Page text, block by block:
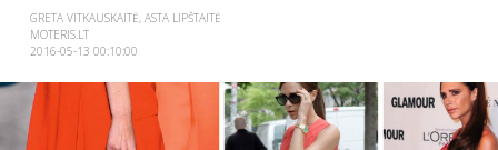
MADA
SVEIKATA
GRETA VITKAUSKAITĖ, ASTA LIPŠTAITĖ
MOTERIS.LT
2016-05-13 00:10:00